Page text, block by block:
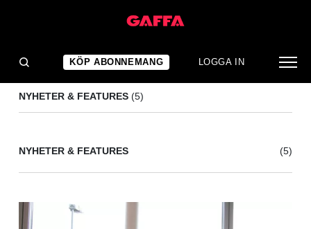
KÖP ABONNEMANG LOGGA IN
NYHETER & FEATURES (5)
NYHETER & FEATURES (5)